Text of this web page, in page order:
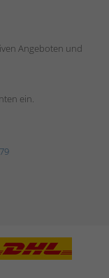
Angeboten und
ein.